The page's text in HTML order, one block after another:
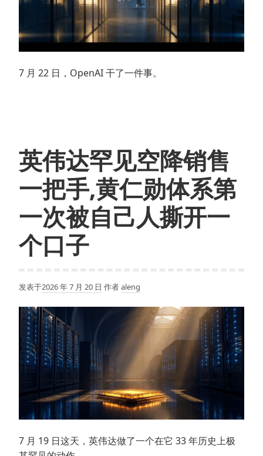
7 月 22 日，OpenAI 干了一件事。
英伟达罕见空降销售
一把手,黄仁勋体系第
一次被自己人撕开一
个口子
发表于2026 年 7 月 20 日 作者aleng
7 月 19 日这天，英伟达做了一个在它 33 年历史上极